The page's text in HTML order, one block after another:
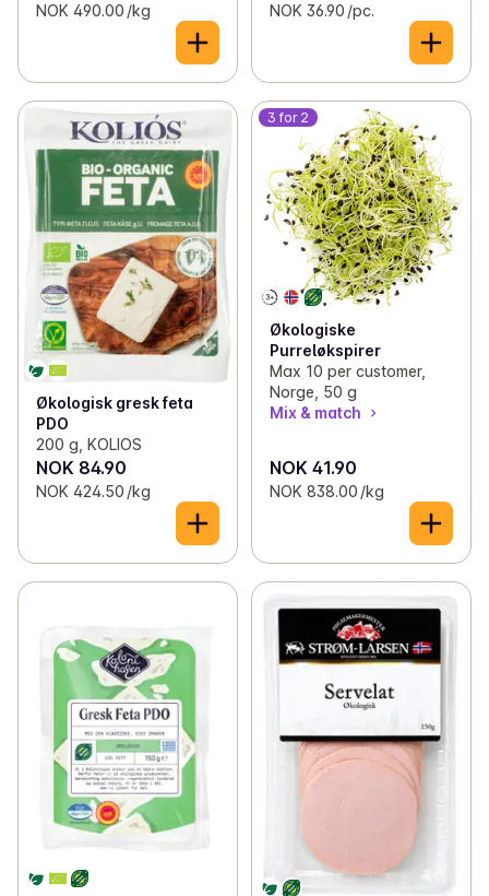
NOK 490.00 /kg NOK 36.90 /pc.
Økologisk gresk feta
PDO
200 g, KOLIOS
NOK 84.90
NOK 424.50 /kg
3 for 2
Økologiske
Purreløkspirer
Max 10 per customer,
Norge, 50 g
Mix & match
NOK 41.90
NOK 838.00 /kg